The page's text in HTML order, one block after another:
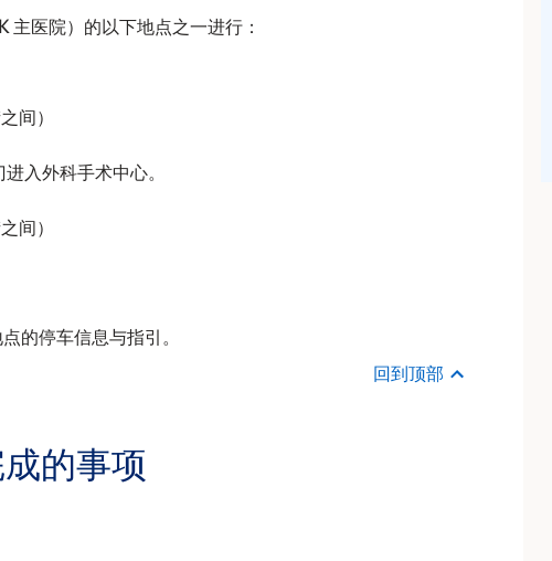
医院）的以下地点之一进行：
间）
入外科手术中心。
间）
的停车信息与指引。
回到顶部
的事项